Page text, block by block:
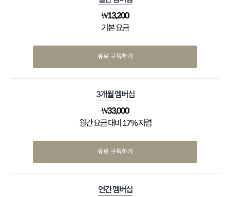
₩13,200
기본 요금
유료 구독하기
3개월 멤버십
₩33,000
월간 요금 대비 17% 저렴
유료 구독하기
연간 멤버십